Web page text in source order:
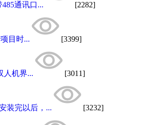
通讯口... [2282]
目时... [3399]
人机界... [3011]
装完以后，... [3232]